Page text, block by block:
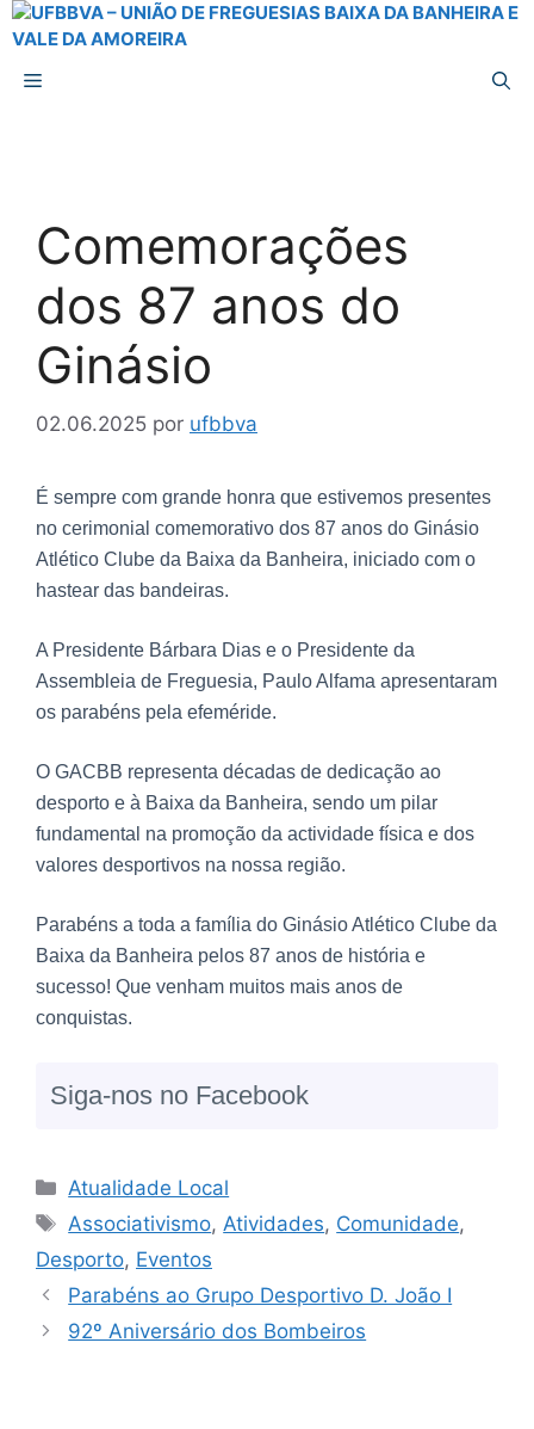
Comemorações
dos 87 anos do
Ginásio
02.06.2025 por ufbbva
É sempre com grande honra que estivemos presentes
no cerimonial comemorativo dos 87 anos do Ginásio
Atlético Clube da Baixa da Banheira, iniciado com o
hastear das bandeiras.
A Presidente Bárbara Dias e o Presidente da
Assembleia de Freguesia, Paulo Alfama apresentaram
os parabéns pela efeméride.
O GACBB representa décadas de dedicação ao
desporto e à Baixa da Banheira, sendo um pilar
fundamental na promoção da actividade física e dos
valores desportivos na nossa região.
Parabéns a toda a família do Ginásio Atlético Clube da
Baixa da Banheira pelos 87 anos de história e
sucesso! Que venham muitos mais anos de
conquistas.
Siga-nos no Facebook
Atualidade Local
Associativismo, Atividades, Comunidade,
Desporto, Eventos
Parabéns ao Grupo Desportivo D. João I
92º Aniversário dos Bombeiros